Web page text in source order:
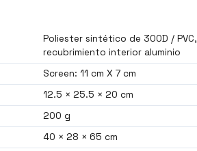
Poliester sintético de 300D / PVC,
recubrimiento interior aluminio
Screen: 11 cm X 7 cm
12.5 × 25.5 × 20 cm
200 g
40 × 28 × 65 cm